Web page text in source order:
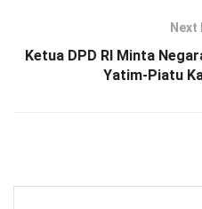
Next
Ketua DPD RI Minta
Yatim-Piatu